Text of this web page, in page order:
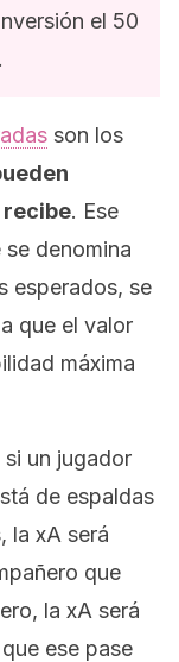
el 50
son los
recibe. Ese
denomina
esperados, se
que el valor
máxima
si un jugador
de espaldas
la xA será
que
la xA será
ese pase